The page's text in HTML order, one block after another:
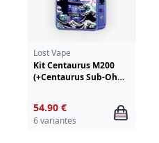
Lost Vape
Kit Centaurus M200
(+Centaurus Sub-Ohm
54.90 €
6 variantes